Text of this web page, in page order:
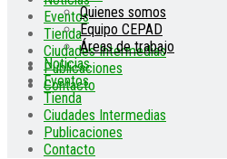
Eventos
Tienda
Ciudades Intermedias
Publicaciones
Contacto
Quienes somos
Equipo CEPAD
Áreas de trabajo
Noticias
Eventos
Tienda
Ciudades Intermedias
Publicaciones
Contacto